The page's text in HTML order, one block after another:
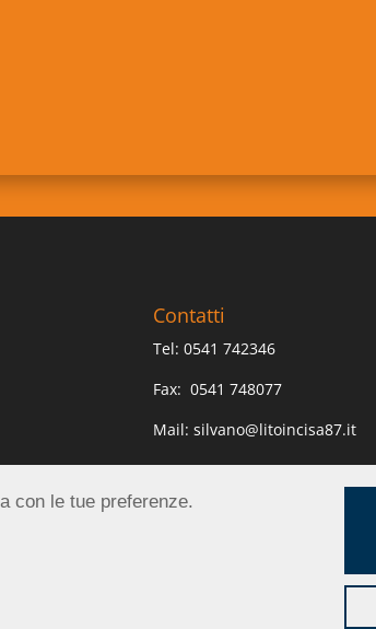
Contatti
Tel: 0541 742346
Fax: 0541 748077
Mail: silvano@litoincisa87.it
con le tue preferenze.